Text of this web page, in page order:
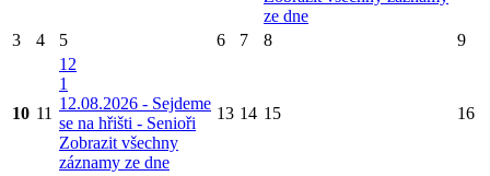
ze dne
3 4 5 6 7 8 9
10 11
12
1
12.08.2026 - Sejdeme
se na hřišti - Senioři
Zobrazit všechny
záznamy ze dne
13 14 15 16